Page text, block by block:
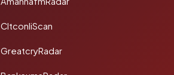
CltconliScan
GreatcryRadar